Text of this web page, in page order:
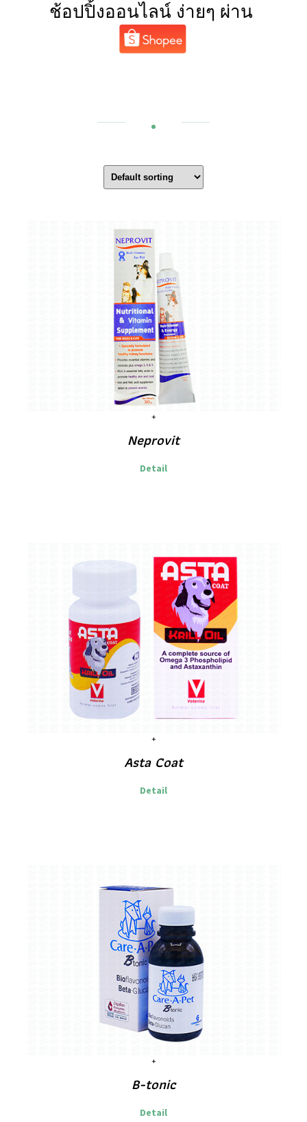
ช้อปปิ้งออนไลน์ ง่ายๆ ผ่าน
Neprovit
Detail
Asta Coat
Detail
B-tonic
Detail